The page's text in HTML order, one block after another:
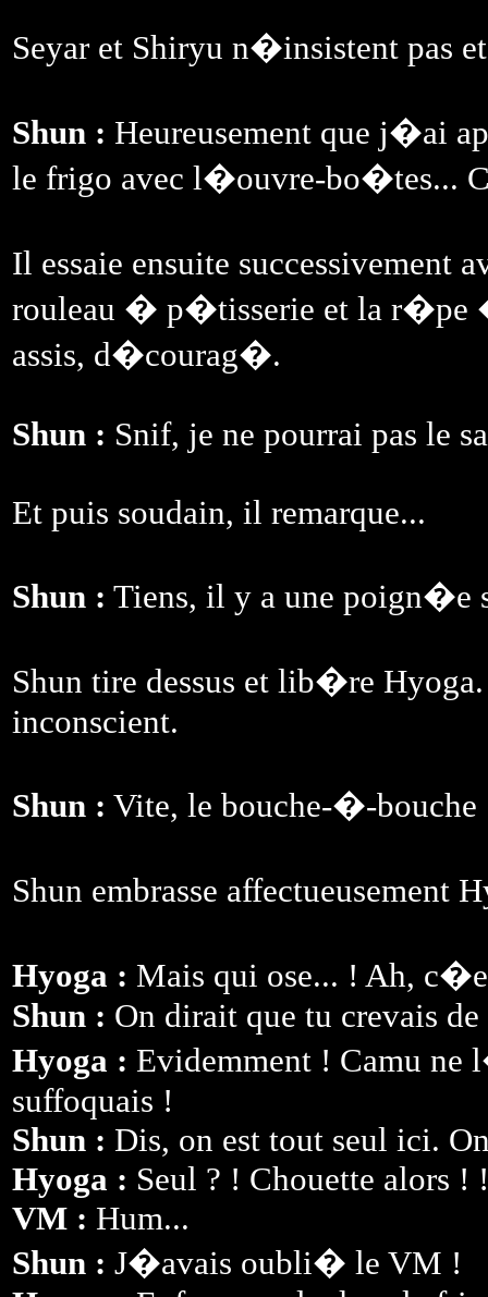
Seyar et Shiryu n�insistent pas
Shun : Heureusement que j�ai
le frigo avec l�ouvre-bo�tes...
Il essaie ensuite successivement
rouleau � p�tisserie et la r�pe
assis, d�courag�.
Shun : Snif, je ne pourrai pas le
Et puis soudain, il remarque...
Shun : Tiens, il y a une poign�e
Shun tire dessus et lib�re
inconscient.
Shun : Vite, le bouche-�-bouche
Shun embrasse
Hyoga : Mais qui ose... ! Ah,
Shun : On dirait que tu crevais
Hyoga : Evidemment ! Camu
suffoquais !
Shun : Dis, on est tout seul ici.
Hyoga : Seul ? ! Chouette alors !
VM : Hum...
Shun : J�avais oubli� le VM !